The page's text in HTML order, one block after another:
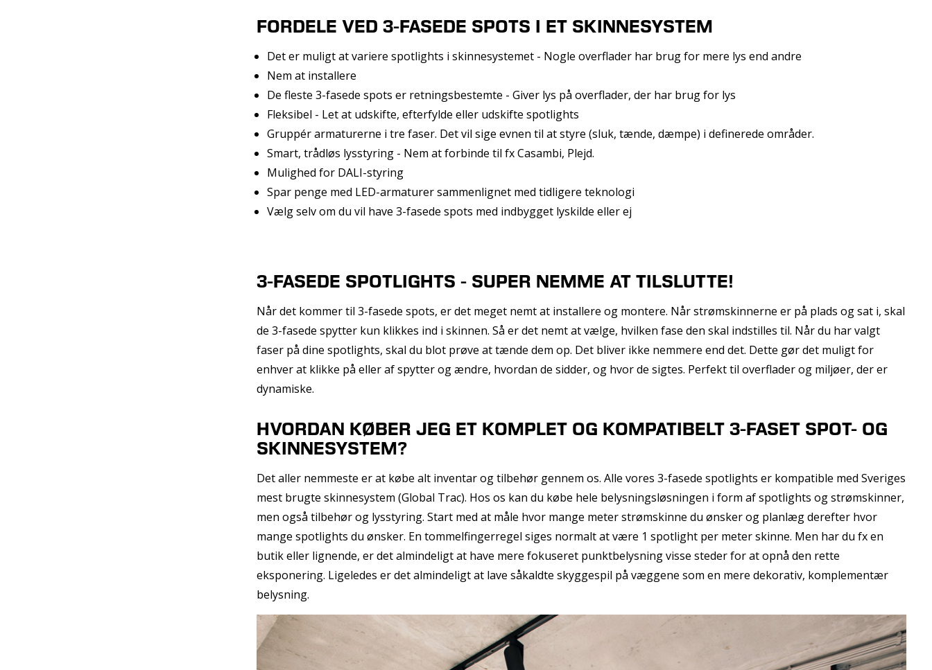
FORDELE VED 3-FASEDE SPOTS I ET SKINNESYSTEM
Det er muligt at variere spotlights i skinnesystemet - Nogle overflader har brug for mere lys end andre
Nem at installere
De fleste 3-fasede spots er retningsbestemte - Giver lys på overflader, der har brug for lys
Fleksibel - Let at udskifte, efterfylde eller udskifte spotlights
Gruppér armaturerne i tre faser. Det vil sige evnen til at styre (sluk, tænde, dæmpe) i definerede områder.
Smart, trådløs lysstyring - Nem at forbinde til fx Casambi, Plejd.
Mulighed for DALI-styring
Spar penge med LED-armaturer sammenlignet med tidligere teknologi
Vælg selv om du vil have 3-fasede spots med indbygget lyskilde eller ej
3-FASEDE SPOTLIGHTS - SUPER NEMME AT TILSLUTTE!
Når det kommer til 3-fasede spots, er det meget nemt at installere og montere. Når strømskinnerne er på plads og sat i, skal
de 3-fasede spytter kun klikkes ind i skinnen. Så er det nemt at vælge, hvilken fase den skal indstilles til. Når du har valgt
faser på dine spotlights, skal du blot prøve at tænde dem op. Det bliver ikke nemmere end det. Dette gør det muligt for
enhver at klikke på eller af spytter og ændre, hvordan de sidder, og hvor de sigtes. Perfekt til overflader og miljøer, der er
dynamiske.
HVORDAN KØBER JEG ET KOMPLET OG KOMPATIBELT 3-FASET SPOT- OG
SKINNESYSTEM?
Det aller nemmeste er at købe alt inventar og tilbehør gennem os. Alle vores 3-fasede spotlights er kompatible med Sveriges
mest brugte skinnesystem (Global Trac). Hos os kan du købe hele belysningsløsningen i form af spotlights og strømskinner,
men også tilbehør og lysstyring. Start med at måle hvor mange meter strømskinne du ønsker og planlæg derefter hvor
mange spotlights du ønsker. En tommelfingerregel siges normalt at være 1 spotlight per meter skinne. Men har du fx en
butik eller lignende, er det almindeligt at have mere fokuseret punktbelysning visse steder for at opnå den rette
eksponering. Ligeledes er det almindeligt at lave såkaldte skyggespil på væggene som en mere dekorativ, komplementær
belysning.